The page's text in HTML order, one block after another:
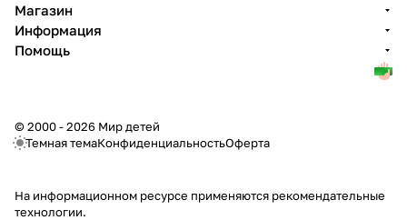
Магазин
Информация
Помощь
© 2000 - 2026 Мир детей
Темная темаКонфиденциальностьОферта
На информационном ресурсе применяются рекомендательные
технологии.